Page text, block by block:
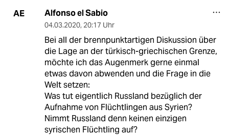
AE Alfonso el Sabio
04.03.2020, 20:17 Uhr
Bei all der brennpunktartigen Diskussion über
die Lage an der türkisch-griechischen Grenze,
möchte ich das Augenmerk gerne einmal
etwas davon abwenden und die Frage in die
Welt setzen:
Was tut eigentlich Russland bezüglich der
Aufnahme von Flüchtlingen aus Syrien?
Nimmt Russland denn keinen einzigen
syrischen Flüchtling auf?